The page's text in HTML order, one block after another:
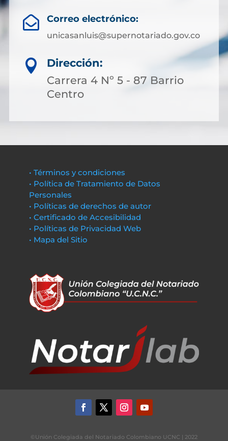
 Correo electrónico:
unicasanluis@supernotariado.gov.co

Dirección:
Carrera 4 Nº 5 - 87 Barrio
Centro
• Términos y condiciones
• Política de Tratamiento de Datos
Personales
• Políticas de derechos de autor
• Certificado de Accesibilidad
• Políticas de Privacidad Web
• Mapa del Sitio
©Unión Colegiada del Notariado Colombiano UCNC | 2022